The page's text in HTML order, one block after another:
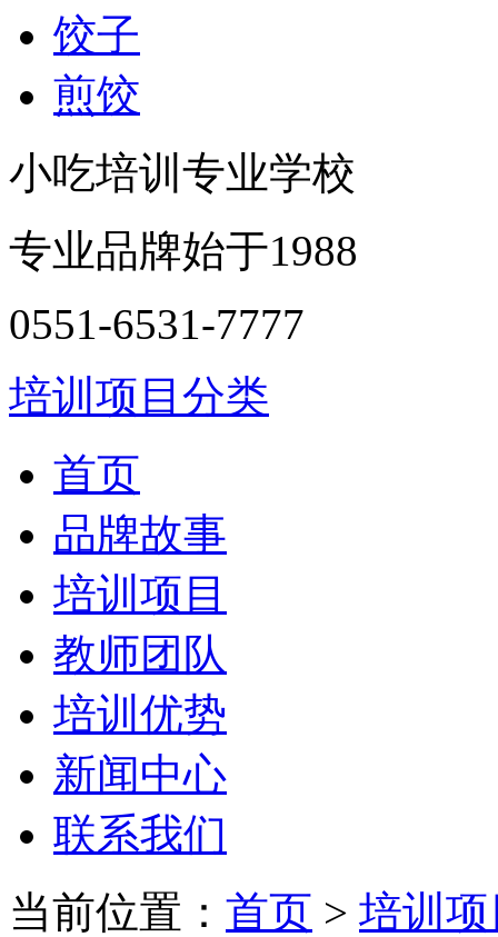
饺子
煎饺
小吃培训专业学校
专业品牌始于1988
0551-6531-7777
培训项目分类
首页
品牌故事
培训项目
教师团队
培训优势
新闻中心
联系我们
当前位置： 首页 > 培训